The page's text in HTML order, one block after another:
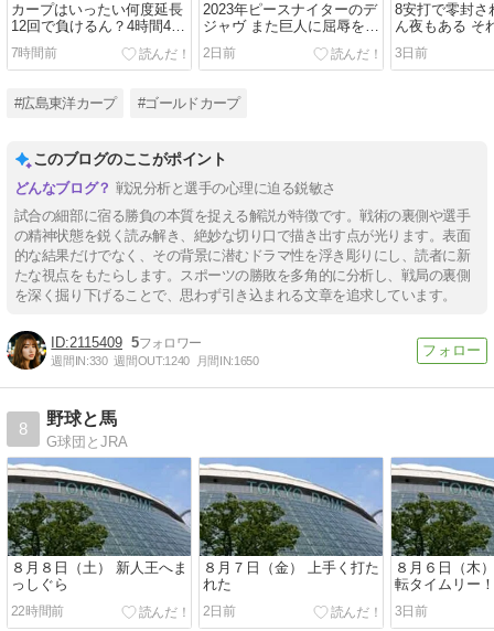
カープはいったい何度延長
12回で負けるん？4時間47
分の末に残ったのは13残塁
と借金17だけ
7時間前
2023年ピースナイターのデ
ジャヴ また巨人に屈辱を味
わされて最下位転落。
2日前
8安打で零封さ
ん夜もある そ
はピースナイ
スタジアムへ
3日前
#広島東洋カープ #ゴールドカープ
このブログのここがポイント
戦況分析と選手の心理に迫る鋭敏さ
試合の細部に宿る勝負の本質を捉える解説が特徴です。戦術の裏側や選手
の精神状態を鋭く読み解き、絶妙な切り口で描き出す点が光ります。表面
的な結果だけでなく、その背景に潜むドラマ性を浮き彫りにし、読者に新
たな視点をもたらします。スポーツの勝敗を多角的に分析し、戦局の裏側
を深く掘り下げることで、思わず引き込まれる文章を追求しています。
2115409 5
週間IN:330 週間OUT:1240 月間IN:1650
8
野球と馬
G球団とJRA
８月８日（土） 新人王へま
っしぐら
22時間前
８月７日（金） 上手く打た
れた
2日前
８月６日（木
転タイムリー
3日前